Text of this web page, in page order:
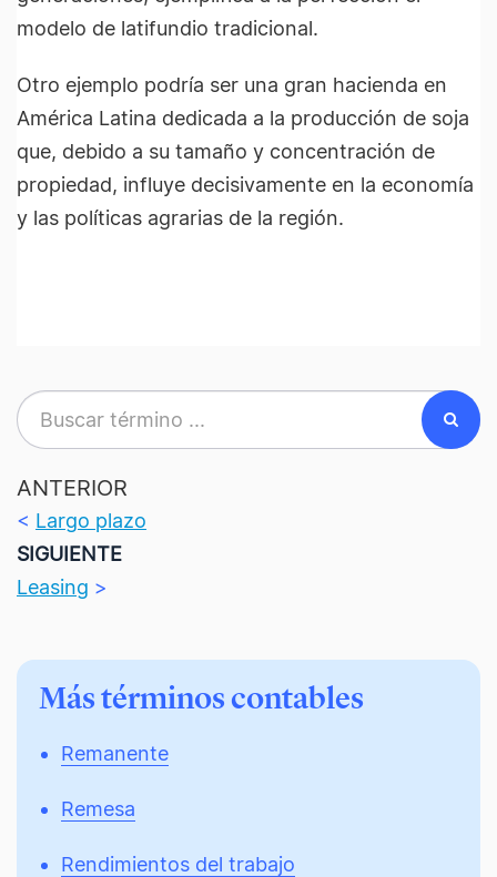
modelo de latifundio tradicional.
Otro ejemplo podría ser una gran hacienda en
América Latina dedicada a la producción de soja
que, debido a su tamaño y concentración de
propiedad, influye decisivamente en la economía
y las políticas agrarias de la región.
ANTERIOR
< Largo plazo
SIGUIENTE
Leasing >
Más términos contables
Remanente
Remesa
Rendimientos del trabajo